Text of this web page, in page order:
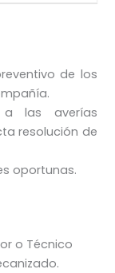
de los
a las averías
resolución de
oportunas.
o Técnico